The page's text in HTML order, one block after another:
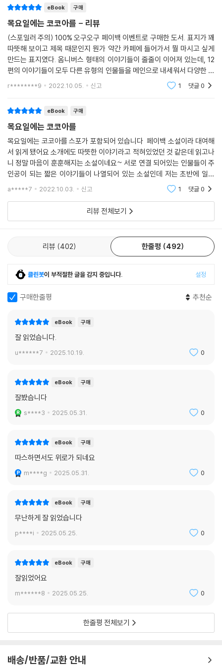
저기요, 코코아 씨. 내가 그때 얼마나 놀라고 얼마나 기뻤는지, 그리고 얼마
나 안도했는지, 아마 당신은 모를 거예요. 정신을 차리고 보니 당신은 언제
나의 자리를 깨끗이 치워놓아서, 그곳은 마치 나를 위한 장소처럼 반짝반
짝 빛났습니다.
그러니까 코코아 씨. 앞치마를 벗고 나를 만나주지 않겠습니까.
글이 너무 길어졌네요. 처음 쓰는 러브레터 슬슬 마무리 하고, 봉함하여 당
신에게 건네도록 하겠습니다. 그리고 웃는 얼굴과 함께 한 마디 덧붙이려
고 합니다. “뜨거우니, 조심하세요”라고.
- 역자 권남희
‘절묘하게 연결되어 있는 12편의 단편, 사람들과의 연결이 흐려지기 쉬운
요즘 때에 꼭 필요한 책!’
‘원을 그리며 원래의 자리로 돌아가는 여행을 하는 책, 지치고 힘들 때 마음
을 치유해준다.’
‘하루하루 쫓기는 것에 지친 이들에게 이 작품을 추천합니다. 따뜻한 코코
아를 마셨을 때의 부드럽고 따스한 느낌이 든다.’
- ‘아마존 재팬’ 독자 평 중에서
eBook 구매
목요일에는 코코아를 - 리뷰
(스포일러 주의) 100% 오구오구 페이백 이벤트로 구매한 도서. 표지가 꽤
따뜻해 보이고 제목 때문인지 뭔가 약간 카페에 들어가서 뭘 마시고 싶게
만드는 표지였다. 옴니버스 형태의 이야기들이 줄줄이 이어져 있는데, 12
편의 이야기들이 모두 다른 유형의 인물들을 메인으로 내세워서 다양한 이
야기들을 읽을 수 있었다. 마음을 따뜻하게 한다는 소개는 맞는 것 같다.
r********9 2022.10.05. 신고 1 댓글0
eBook 구매
목요일에는 코코아를
목요일에는 코코아를 스포가 포함되어 있습니다 페이백 소설이라 대여해
서 읽게 됐어요 소개에도 따뜻한 이야기라고 적혀있었던 것 같은데 읽고나
니 정말 마음이 훈훈해지는 소설이네요~ 서로 연결 되어있는 인물들이 주
인공이 되는 짧은 이야기들이 나열되어 있는 소설인데 저는 초반에 일은
잘하지만 집안일에는 영 젬병인 아내가 기억에 남네요 일본도 우리나라와
a*****7 2022.10.03. 신고 1 댓글0
리뷰 전체보기
리뷰 402 한줄평 492
클린봇이 부적절한 글을 감지 중입니다. 설정
구매한줄평 추천순
eBook 구매
잘 읽었습니다.
u******7 2025.10.19. 0
eBook 구매
잘봤습니다
s****3 2025.05.31. 0
eBook 구매
따스하면서도 위로가 되네요
m****g 2025.05.31. 0
eBook 구매
무난하게 잘 읽었습니다
p****i 2025.05.25. 0
eBook 구매
잘읽었어요
m******8 2025.05.25. 0
한줄평 전체보기
배송/반품/교환 안내